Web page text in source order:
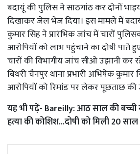
बदायूं की पुलिस ने साठगांठ कर दोनों
दिखाकर जेल भेज दिया। इस मामले में
कुमार सिंह ने प्रारंभिक जांच में चारों
आरोपियों को लाभ पहुंचाने का दोषी पाते
चारों की विभागीय जांच सीओ उझानी कर
बिथरी चैनपुर थाना प्रभारी अभिषेक कुमार
आरोपियों को रिमांड पर लेकर पूछताछ की
यह भी पढ़ें- Bareilly: आठ साल की बच्ची
हत्या की कोशिश...दोषी को मिली 20